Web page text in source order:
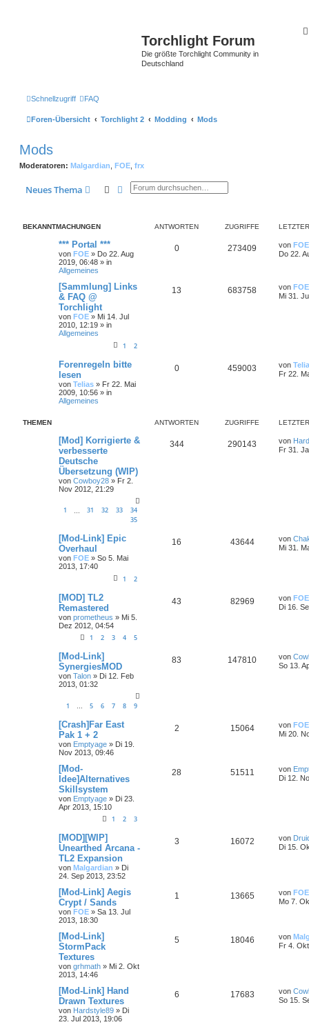
Torchlight Forum
Die größte Torchlight Community in
Deutschland
Schnellzugriff FAQ
Foren-Übersicht Torchlight 2 Modding Mods
Mods
Moderatoren: Malgardian FOE frx
Neues Thema SucheErweiterte Suche
BEKANNTMACHUNGEN ANTWORTEN ZUGRIFFE
*** Portal ***
von FOE » Do 22. Aug
2019, 06:48 » in
Allgemeines
0 273409 von FOE
Do 22.
[Sammlung] Links
& FAQ @
Torchlight
von FOE » Mi 14. Jul
2010, 12:19 » in
Allgemeines
1 2
13 683758 von FOE
Mi 31.
Forenregeln bitte
lesen
von Telias » Fr 22. Mai
2009, 10:56 » in
Allgemeines
0 459003 von
Fr 22.
THEMEN ANTWORTEN ZUGRIFFE
[Mod] Korrigierte &
verbesserte
Deutsche
Übersetzung (WIP)
von Cowboy28 » Fr 2.
Nov 2012, 21:29
1 31 32 33
34
35
344 290143 von
Fr 31.
[Mod-Link] Epic
Overhaul
von FOE » So 5. Mai
2013, 17:40
1 2
16 43644 von
Mi 31.
[MOD] TL2
Remastered
von prometheus » Mi 5.
Dez 2012, 04:54
1 2 3 4 5
43 82969 von FOE
Di 16.
[Mod-Link]
SynergiesMOD
von Talon » Di 12. Feb
2013, 01:32
1 … 5 6 7 8 9
83 147810 von
So 13.
[Crash]Far East
Pak 1 + 2
von Emptyage » Di 19.
Nov 2013, 09:46
2 15064 von FOE
Mi 20.
[Mod-
Idee]Alternatives
Skillsystem
von Emptyage » Di 23.
Apr 2013, 15:10
1 2 3
28 51511 von
Di 12.
[MOD][WIP]
Unearthed Arcana -
TL2 Expansion
von Malgardian » Di
24. Sep 2013, 23:52
3 16072 von
Di 15.
[Mod-Link] Aegis
Crypt / Sands
von FOE » Sa 13. Jul
2013, 18:30
1 13665 von FOE
Mo 7.
[Mod-Link]
StormPack
Textures
von grhmath » Mi 2. Okt
2013, 14:46
5 18046 von
Fr 4.
[Mod-Link] Hand
Drawn Textures
von Hardstyle89 » Di
23. Jul 2013, 19:06
6 17683 von
So 15.